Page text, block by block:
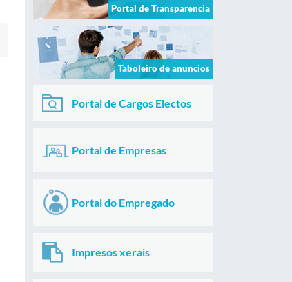
Portal de Transparencia
Taboleiro de anuncios
Portal de Cargos Electos
Portal de Empresas
Portal do Empregado
Impresos xerais